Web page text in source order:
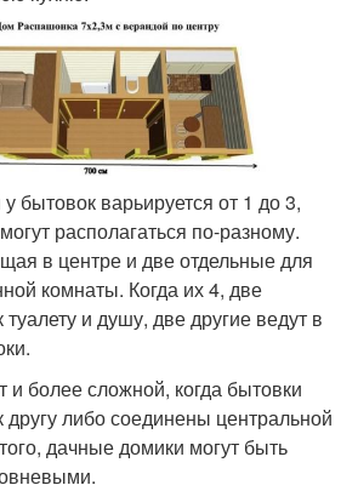
бытовок варьируется от 1 до 3,
располагаться по-разному.
в центре и две отдельные для
комнаты. Когда их 4, две
и душу, две другие ведут в
более сложной, когда бытовки
другу либо соединены центральной
дачные домики могут быть